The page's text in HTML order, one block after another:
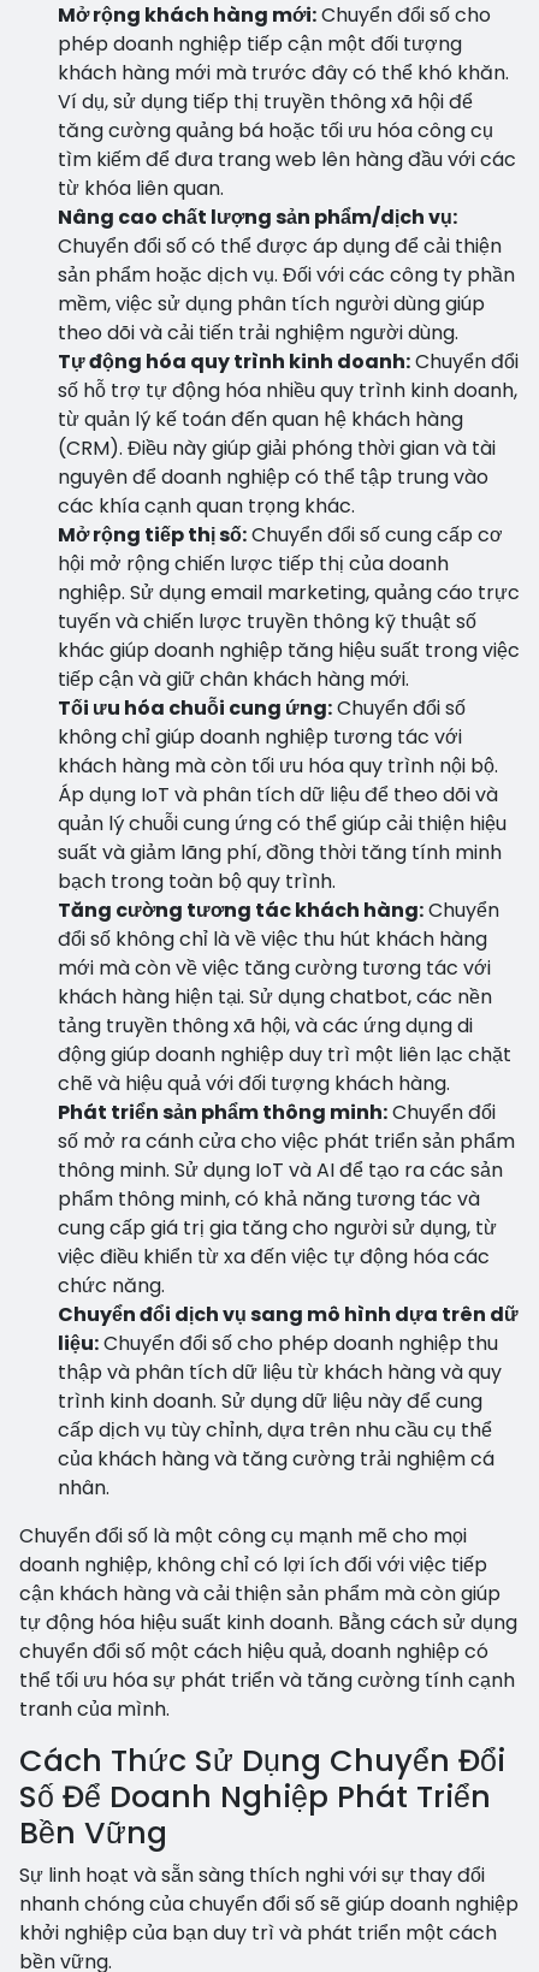
Mở rộng khách hàng mới:Chuyển đổi số cho
phép doanh nghiệp tiếp cận một đối tượng
khách hàng mới mà trước đây có thể khó khăn.
Ví dụ, sử dụng tiếp thị truyền thông xã hội để
tăng cường quảng bá hoặc tối ưu hóa công cụ
tìm kiếm để đưa trang web lên hàng đầu với các
từ khóa liên quan.
Nâng cao chất lượng sản phẩm/dịch vụ:
Chuyển đổi số có thể được áp dụng để cải thiện
sản phẩm hoặc dịch vụ. Đối với các công ty phần
mềm, việc sử dụng phân tích người dùng giúp
theo dõi và cải tiến trải nghiệm người dùng.
Tự động hóa quy trình kinh doanh:Chuyển đổi
số hỗ trợ tự động hóa nhiều quy trình kinh doanh,
từ quản lý kế toán đến quan hệ khách hàng
(CRM). Điều này giúp giải phóng thời gian và tài
nguyên để doanh nghiệp có thể tập trung vào
các khía cạnh quan trọng khác.
Mở rộng tiếp thị số:Chuyển đổi số cung cấp cơ
hội mở rộng chiến lược tiếp thị của doanh
nghiệp. Sử dụng email marketing, quảng cáo trực
tuyến và chiến lược truyền thông kỹ thuật số
khác giúp doanh nghiệp tăng hiệu suất trong việc
tiếp cận và giữ chân khách hàng mới.
Tối ưu hóa chuỗi cung ứng:Chuyển đổi số
không chỉ giúp doanh nghiệp tương tác với
khách hàng mà còn tối ưu hóa quy trình nội bộ.
Áp dụng IoT và phân tích dữ liệu để theo dõi và
quản lý chuỗi cung ứng có thể giúp cải thiện hiệu
suất và giảm lãng phí, đồng thời tăng tính minh
bạch trong toàn bộ quy trình.
Tăng cường tương tác khách hàng:Chuyển
đổi số không chỉ là về việc thu hút khách hàng
mới mà còn về việc tăng cường tương tác với
khách hàng hiện tại. Sử dụng chatbot, các nền
tảng truyền thông xã hội, và các ứng dụng di
động giúp doanh nghiệp duy trì một liên lạc chặt
chẽ và hiệu quả với đối tượng khách hàng.
Phát triển sản phẩm thông minh:Chuyển đổi
số mở ra cánh cửa cho việc phát triển sản phẩm
thông minh. Sử dụng IoT và AI để tạo ra các sản
phẩm thông minh, có khả năng tương tác và
cung cấp giá trị gia tăng cho người sử dụng, từ
việc điều khiển từ xa đến việc tự động hóa các
chức năng.
Chuyển đổi dịch vụ sang mô hình dựa trên dữ
liệu:Chuyển đổi số cho phép doanh nghiệp thu
thập và phân tích dữ liệu từ khách hàng và quy
trình kinh doanh. Sử dụng dữ liệu này để cung
cấp dịch vụ tùy chỉnh, dựa trên nhu cầu cụ thể
của khách hàng và tăng cường trải nghiệm cá
nhân.
Chuyển đổi số là một công cụ mạnh mẽ cho mọi
doanh nghiệp, không chỉ có lợi ích đối với việc tiếp
cận khách hàng và cải thiện sản phẩm mà còn giúp
tự động hóa hiệu suất kinh doanh. Bằng cách sử dụng
chuyển đổi số một cách hiệu quả, doanh nghiệp có
thể tối ưu hóa sự phát triển và tăng cường tính cạnh
tranh của mình.
Cách Thức Sử Dụng Chuyển Đổi
Số Để Doanh Nghiệp Phát Triển
Bền Vững
Sự linh hoạt và sẵn sàng thích nghi với sự thay đổi
nhanh chóng của chuyển đổi số sẽ giúp doanh nghiệp
khởi nghiệp của bạn duy trì và phát triển một cách
bền vững.